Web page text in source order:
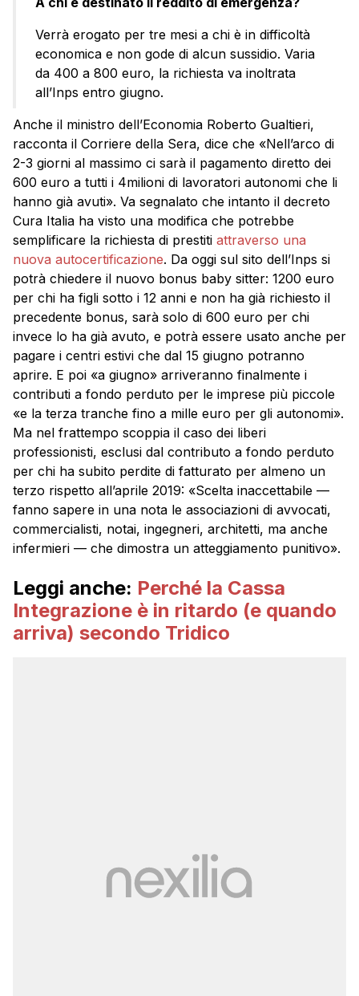
Verrà erogato per tre mesi a chi è in difficoltà
economica e non gode di alcun sussidio. Varia
da 400 a 800 euro, la richiesta va inoltrata
all’Inps entro giugno.
Anche il ministro dell’Economia Roberto Gualtieri,
racconta il Corriere della Sera, dice che «Nell’arco di
2-3 giorni al massimo ci sarà il pagamento diretto dei
600 euro a tutti i 4milioni di lavoratori autonomi che li
hanno già avuti». Va segnalato che intanto il decreto
Cura Italia ha visto una modifica che potrebbe
semplificare la richiesta di prestiti attraverso una
nuova autocertificazione. Da oggi sul sito dell’Inps si
potrà chiedere il nuovo bonus baby sitter: 1200 euro
per chi ha figli sotto i 12 anni e non ha già richiesto il
precedente bonus, sarà solo di 600 euro per chi
invece lo ha già avuto, e potrà essere usato anche per
pagare i centri estivi che dal 15 giugno potranno
aprire. E poi «a giugno» arriveranno finalmente i
contributi a fondo perduto per le imprese più piccole
«e la terza tranche fino a mille euro per gli autonomi».
Ma nel frattempo scoppia il caso dei liberi
professionisti, esclusi dal contributo a fondo perduto
per chi ha subito perdite di fatturato per almeno un
terzo rispetto all’aprile 2019: «Scelta inaccettabile —
fanno sapere in una nota le associazioni di avvocati,
commercialisti, notai, ingegneri, architetti, ma anche
infermieri — che dimostra un atteggiamento punitivo».
Leggi anche: Perché la Cassa
Integrazione è in ritardo (e quando
arriva) secondo Tridico